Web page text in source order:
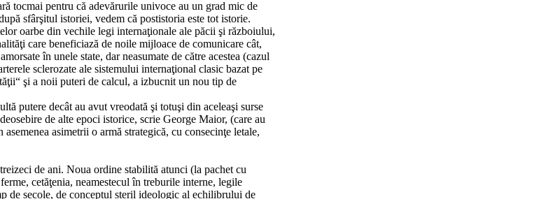
tocmai pentru că adevărurile univoce au un grad mic de
sfârşitul istoriei, vedem că postistoria este tot istorie.
oarbe din vechile legi internaţionale ale păcii şi războiului,
care beneficiază de noile mijloace de comunicare cât,
în unele state, dar neasumate de către acestea (cazul
sclerozate ale sistemului internaţional clasic bazat pe
şi a noii puteri de calcul, a izbucnit un nou tip de
putere decât au avut vreodată şi totuşi din aceleaşi surse
de alte epoci istorice, scrie George Maior, (care au
asimetrii o armă strategică, cu consecinţe letale,
de ani. Noua ordine stabilită atunci (la pachet cu
cetăţenia, neamestecul în treburile interne, legile
de secole, de conceptul steril ideologic al echilibrului de